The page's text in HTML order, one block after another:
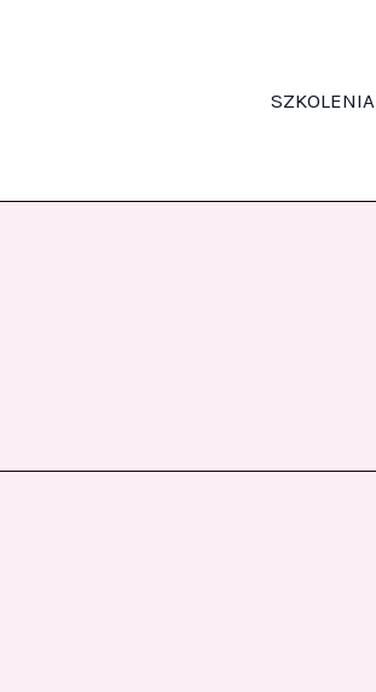
SZKOLENIA